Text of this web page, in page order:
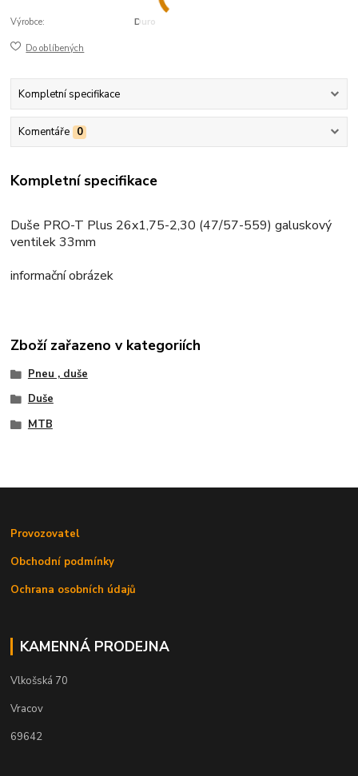
Výrobce: Duro
Do oblíbených
Kompletní specifikace
Komentáře 0
Kompletní specifikace
Duše PRO-T Plus 26x1,75-2,30 (47/57-559) galuskový
ventilek 33mm
informační obrázek
Zboží zařazeno v kategoriích
Pneu , duše
Duše
MTB
Provozovatel
Obchodní podmínky
Ochrana osobních údajů
KAMENNÁ PRODEJNA
Vlkošská 70
Vracov
69642